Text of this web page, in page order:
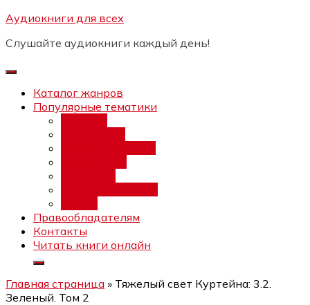
Перейти
содержимому
Аудиокниги для всех
Слушайте аудиокниги каждый день!
Каталог жанров
Популярные тематики
Правообладателям
Контакты
Читать книги онлайн
Главная страница » Тяжелый свет Куртейна: 3.2.
Зеленый. Том 2
Бесплатный интенсив:
каналов"